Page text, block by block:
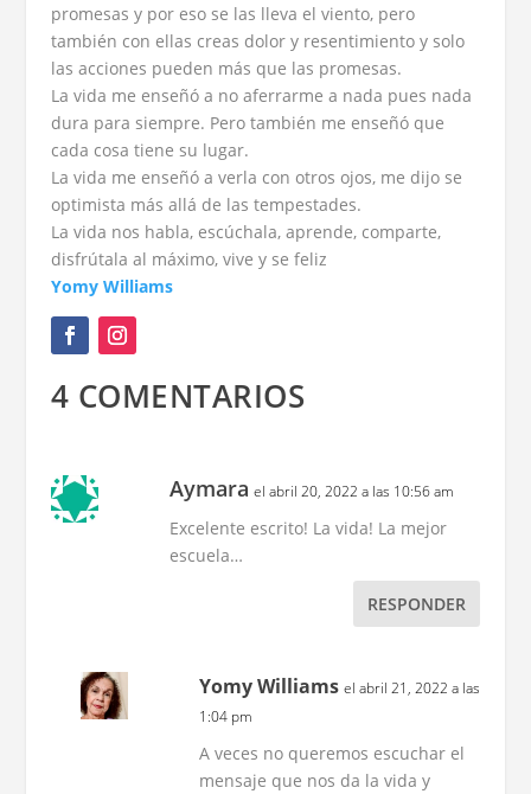
promesas y por eso se las lleva el viento, pero
también con ellas creas dolor y resentimiento y solo
las acciones pueden más que las promesas.
La vida me enseñó a no aferrarme a nada pues nada
dura para siempre. Pero también me enseñó que
cada cosa tiene su lugar.
La vida me enseñó a verla con otros ojos, me dijo se
optimista más allá de las tempestades.
La vida nos habla, escúchala, aprende, comparte,
disfrútala al máximo, vive y se feliz
Yomy Williams
4 COMENTARIOS
Aymara el abril 20, 2022 a las 10:56 am
Excelente escrito! La vida! La mejor
escuela…
RESPONDER
Yomy Williams el abril 21, 2022 a las
1:04 pm
A veces no queremos escuchar el
mensaje que nos da la vida y